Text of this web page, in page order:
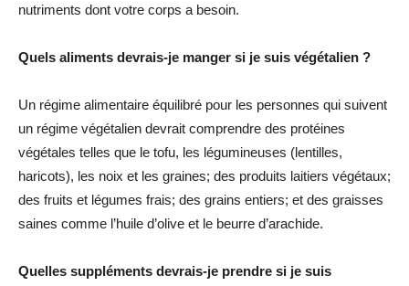
nutriments dont votre corps a besoin.
Quels aliments devrais-je manger si je suis végétalien ?
Un régime alimentaire équilibré pour les personnes qui suivent
un régime végétalien devrait comprendre des protéines
végétales telles que le tofu, les légumineuses (lentilles,
haricots), les noix et les graines; des produits laitiers végétaux;
des fruits et légumes frais; des grains entiers; et des graisses
saines comme l’huile d’olive et le beurre d’arachide.
Quelles suppléments devrais-je prendre si je suis